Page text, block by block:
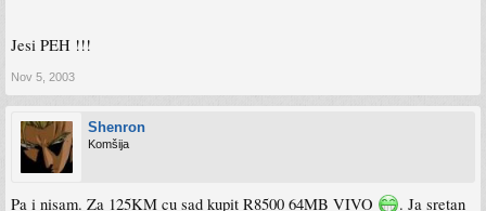
Jesi PEH !!!
Nov 5, 2003
Shenron
Komšija
Pa i nisam. Za 125KM cu sad kupit R8500 64MB VIVO . Ja sretan